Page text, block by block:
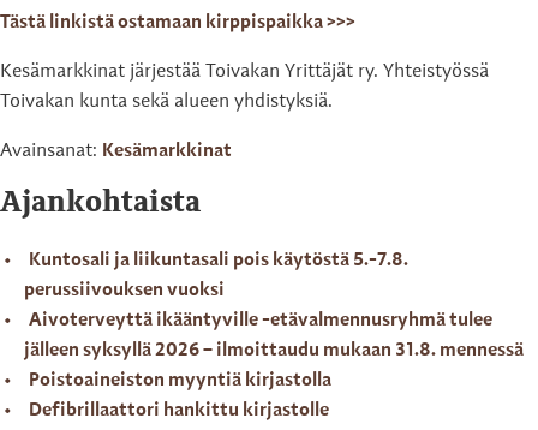
Tästä linkistä ostamaan kirppispaikka >>>
Kesämarkkinat järjestää Toivakan Yrittäjät ry. Yhteistyössä
Toivakan kunta sekä alueen yhdistyksiä.
Avainsanat: Kesämarkkinat
Ajankohtaista
Kuntosali ja liikuntasali pois käytöstä 5.-7.8.
perussiivouksen vuoksi
Aivoterveyttä ikääntyville -etävalmennusryhmä tulee
jälleen syksyllä 2026 – ilmoittaudu mukaan 31.8. mennessä
Poistoaineiston myyntiä kirjastolla
Defibrillaattori hankittu kirjastolle